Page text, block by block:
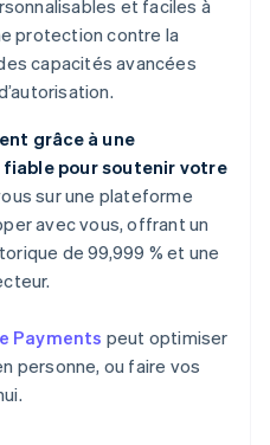
et faciles à
protection contre la
capacités avancées
grâce à une
pour soutenir votre
sur une plateforme
avec vous, offrant un
de 99,999 % et une
Payments peut optimiser
personne, ou faire vos